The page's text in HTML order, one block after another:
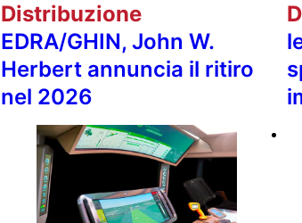
Distribuzione
EDRA/GHIN, John W.
Herbert annuncia il ritiro
nel 2026